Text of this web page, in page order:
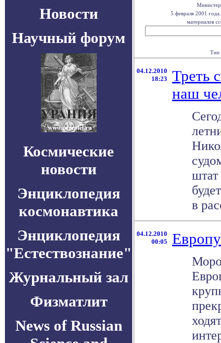
Новости
Научный форум
Космические
новости
Энциклопедия
космонавтика
Энциклопедия
"Естествознание"
Журнальный зал
Физматлит
News of Russian
5 февраля 2001
материалов
Тип
04.12.2010
18:23
Треть
наш
в
04.12.2010
00:05